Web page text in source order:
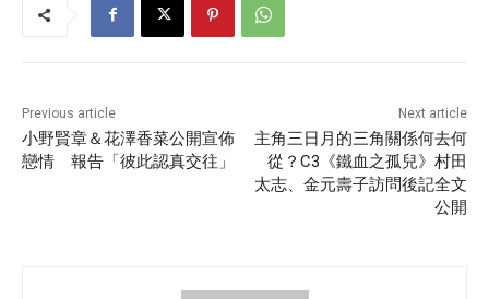
Previous article
小野賢章＆花澤香菜公開宣佈
戀情 報告「彼此認真交往」
Next article
主角三日月的三角關係何去何
從？C3《鐵血之孤兒》村田
太志、金元壽子訪問後記全文
公開